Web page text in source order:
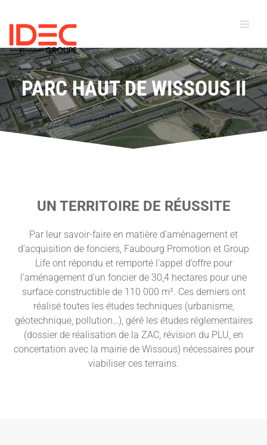
PARC HAUT DE WISSOUS II
UN TERRITOIRE DE RÉUSSITE
Par leur savoir-faire en matière d’aménagement et
d’acquisition de fonciers, Faubourg Promotion et Group
Life ont répondu et remporté l’appel d’offre pour
l’aménagement d’un foncier de 30,4 hectares pour une
surface constructible de 110 000 m². Ces derniers ont
réalisé toutes les études techniques (urbanisme,
géotechnique, pollution…), géré les études réglementaires
(dossier de réalisation de la ZAC, révision du PLU, en
concertation avec la mairie de Wissous) nécessaires pour
viabiliser ces terrains.